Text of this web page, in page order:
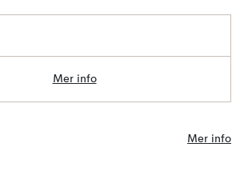
Mer info
Mer info